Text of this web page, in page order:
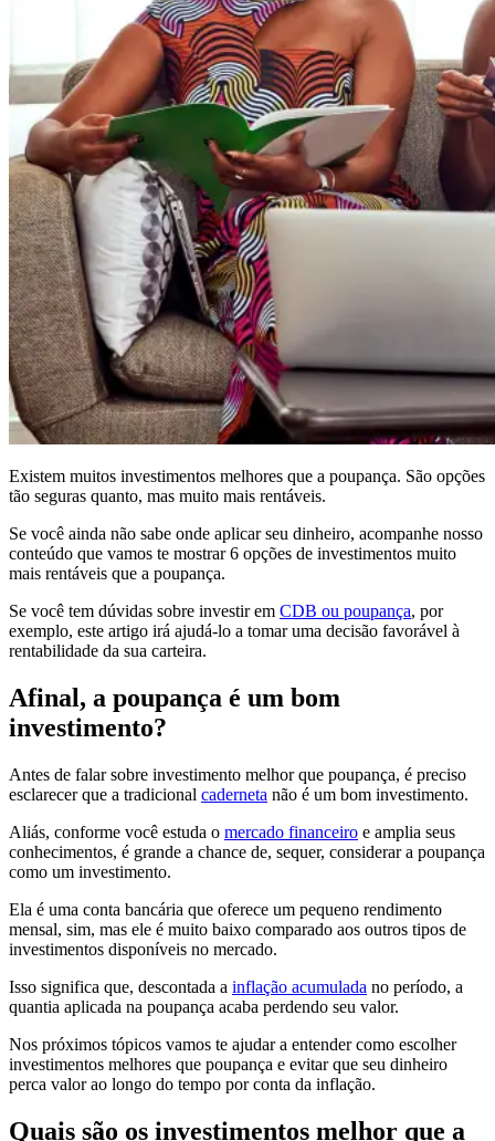
Existem muitos investimentos melhores que a poupança. São opções
tão seguras quanto, mas muito mais rentáveis.
Se você ainda não sabe onde aplicar seu dinheiro, acompanhe nosso
conteúdo que vamos te mostrar 6 opções de investimentos muito
mais rentáveis que a poupança.
Se você tem dúvidas sobre investir em CDB ou poupança, por
exemplo, este artigo irá ajudá-lo a tomar uma decisão favorável à
rentabilidade da sua carteira.
Afinal, a poupança é um bom
investimento?
Antes de falar sobre investimento melhor que poupança, é preciso
esclarecer que a tradicional caderneta não é um bom investimento.
Aliás, conforme você estuda o mercado financeiro e amplia seus
conhecimentos, é grande a chance de, sequer, considerar a poupança
como um investimento.
Ela é uma conta bancária que oferece um pequeno rendimento
mensal, sim, mas ele é muito baixo comparado aos outros tipos de
investimentos disponíveis no mercado.
Isso significa que, descontada a inflação acumulada no período, a
quantia aplicada na poupança acaba perdendo seu valor.
Nos próximos tópicos vamos te ajudar a entender como escolher
investimentos melhores que poupança e evitar que seu dinheiro
perca valor ao longo do tempo por conta da inflação.
Quais são os investimentos melhor que a